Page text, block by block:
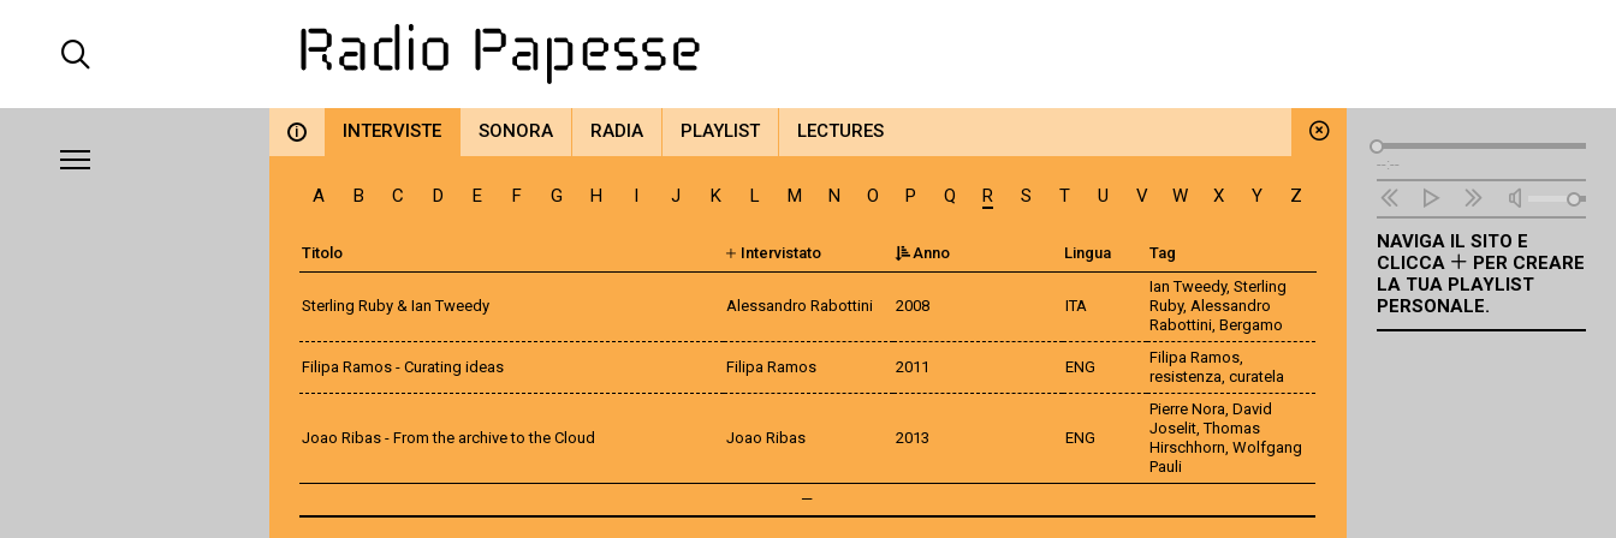
i INTERVISTE SONORA RADIA PLAYLIST LECTURES
A B C D E F G H I J K L M N O P Q R S T U V W X Y Z
Titolo Intervistato Anno Lingua Tag
Sterling Ruby & Ian Tweedy Alessandro Rabottini 2008 ITA
Ian Tweedy, Sterling
Ruby, Alessandro
Rabottini, Bergamo
Filipa Ramos - Curating ideas Filipa Ramos 2011 ENG
Filipa Ramos,
resistenza, curatela
Joao Ribas - From the archive to the Cloud Joao Ribas 2013 ENG
Pierre Nora, David
Joselit,Thomas
Hirschhorn, Wolfgang
Pauli
—
Lettore
Audio
--:--
NAVIGA IL SITO E
CLICCA
PER CREARE
LA TUA PLAYLIST
PERSONALE.